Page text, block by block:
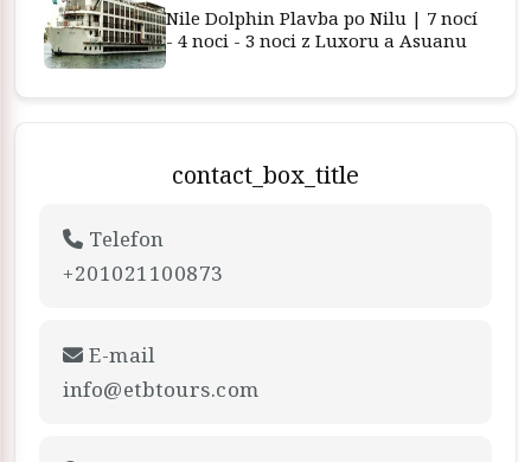
Nile Dolphin Plavba po Nilu | 7 nocí
- 4 noci - 3 noci z Luxoru a Asuanu
contact_box_title
Telefon
+201021100873
E-mail
info@etbtours.com